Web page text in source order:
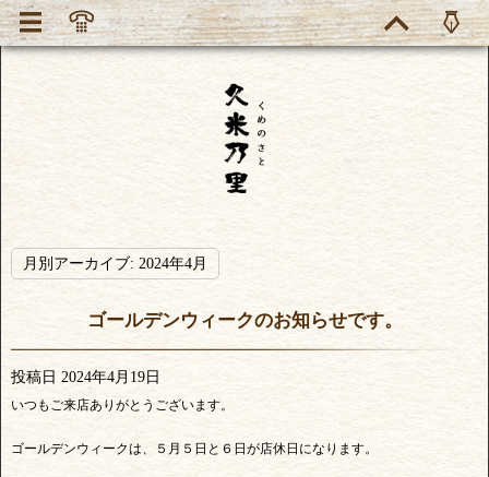
月別アーカイブ: 2024年4月
ゴールデンウィークのお知らせです。
投稿日 2024年4月19日
いつもご来店ありがとうございます。
ゴールデンウィークは、５月５日と６日が店休日になります。